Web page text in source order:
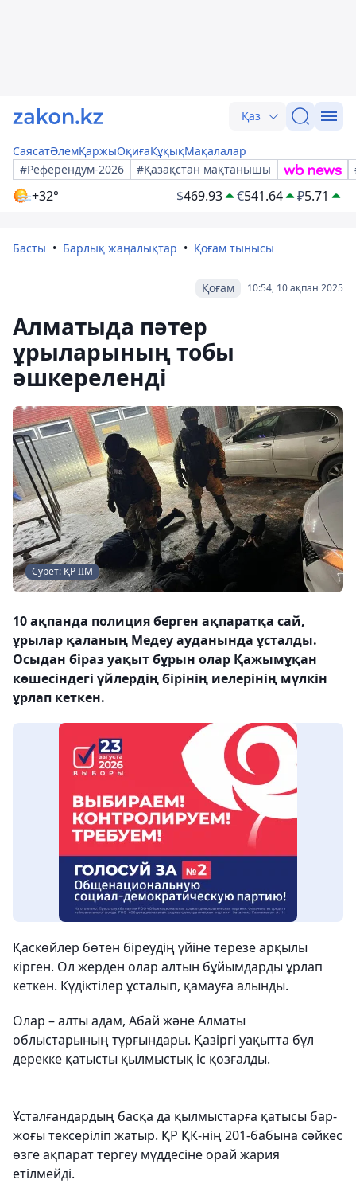
Қаз
СаясатӘлемҚаржыОқиғаҚұқықМақалалар
#Референдум-2026
#Қазақстан мақтанышы
+32° $469.93 €541.64 ₽5.71
Басты Барлық жаңалықтар Қоғам тынысы
10:54, 10 ақпан 2025
Қоғам
Алматыда пәтер
ұрыларының тобы
әшкереленді
Сурет: ҚР ІІМ
10 ақпанда полиция берген ақпаратқа сай,
ұрылар қаланың Медеу ауданында ұсталды.
Осыдан біраз уақыт бұрын олар Қажымұқан
көшесіндегі үйлердің бірінің иелерінің мүлкін
ұрлап кеткен.
Қаскөйлер бөтен біреудің үйіне терезе арқылы
кірген. Ол жерден олар алтын бұйымдарды ұрлап
кеткен. Күдіктілер ұсталып, қамауға алынды.
Олар – алты адам, Абай және Алматы
облыстарының тұрғындары. Қазіргі уақытта бұл
дерекке қатысты қылмыстық іс қозғалды.
Ұсталғандардың басқа да қылмыстарға қатысы бар-
жоғы тексеріліп жатыр. ҚР ҚК-нің 201-бабына сәйкес
өзге ақпарат тергеу мүддесіне орай жария
етілмейді.